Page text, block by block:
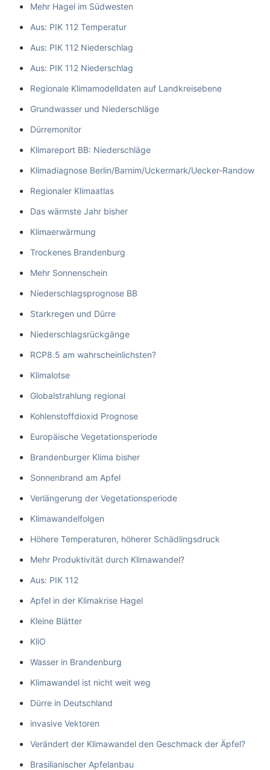
Mehr Hagel im Südwesten
Aus: PIK 112 Temperatur
Aus: PIK 112 Niederschlag
Aus: PIK 112 Niederschlag
Regionale Klimamodelldaten auf Landkreisebene
Grundwasser und Niederschläge
Dürremonitor
Klimareport BB: Niederschläge
Klimadiagnose Berlin/Barnim/Uckermark/Uecker-Randow
Regionaler Klimaatlas
Das wärmste Jahr bisher
Klimaerwärmung
Trockenes Brandenburg
Mehr Sonnenschein
Niederschlagsprognose BB
Starkregen und Dürre
Niederschlagsrückgänge
RCP8.5 am wahrscheinlichsten?
Klimalotse
Globalstrahlung regional
Kohlenstoffdioxid Prognose
Europäische Vegetationsperiode
Brandenburger Klima bisher
Sonnenbrand am Apfel
Verlängerung der Vegetationsperiode
Klimawandelfolgen
Höhere Temperaturen, höherer Schädlingsdruck
Mehr Produktivität durch Klimawandel?
Aus: PIK 112
Apfel in der Klimakrise Hagel
Kleine Blätter
KliO
Wasser in Brandenburg
Klimawandel ist nicht weit weg
Dürre in Deutschland
invasive Vektoren
Verändert der Klimawandel den Geschmack der Äpfel?
Brasilianischer Apfelanbau